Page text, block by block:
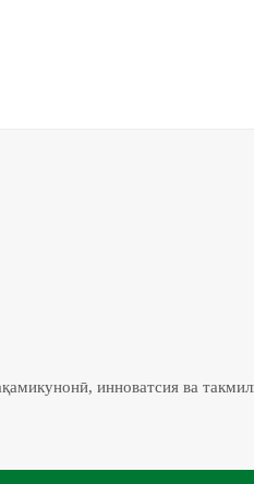
инноватсия ва